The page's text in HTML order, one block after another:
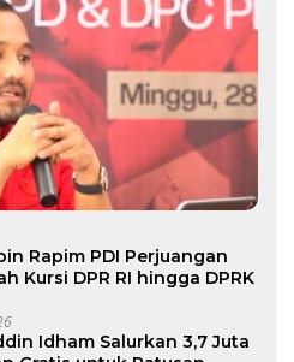
Rapim PDI Perjuangan
Kursi DPR RI hingga DPRK
Idham Salurkan 3,7 Juta